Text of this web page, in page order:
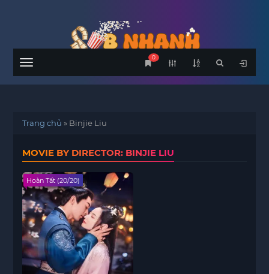
Menu
0
Trang chủ » Binjie Liu
MOVIE BY DIRECTOR: BINJIE LIU
Hoàn Tất (20/20)